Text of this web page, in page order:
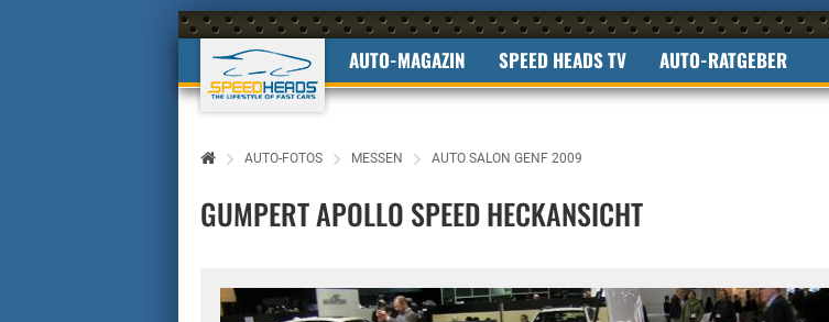
AUTO-MAGAZIN SPEED HEADS TV AUTO-RATGEBER
AUTO-FOTOS MESSEN AUTO SALON GENF 2009
GUMPERT APOLLO SPEED HECKANSICHT